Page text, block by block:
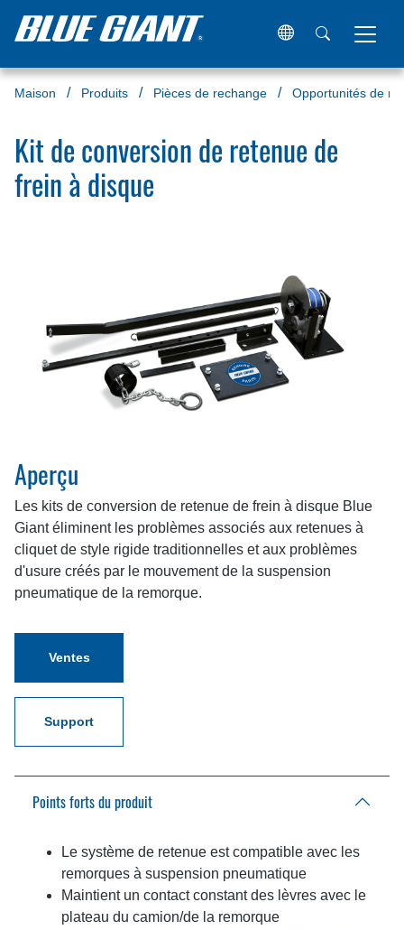
Maison Produits Pièces de rechange Opportunités de
Kit de conversion de retenue de
frein à disque
Aperçu
Les kits de conversion de retenue de frein à disque Blue
Giant éliminent les problèmes associés aux retenues à
cliquet de style rigide traditionnelles et aux problèmes
d'usure créés par le mouvement de la suspension
pneumatique de la remorque.
Ventes
Support
Points forts du produit
Le système de retenue est compatible avec les
remorques à suspension pneumatique
Maintient un contact constant des lèvres avec le
plateau du camion/de la remorque